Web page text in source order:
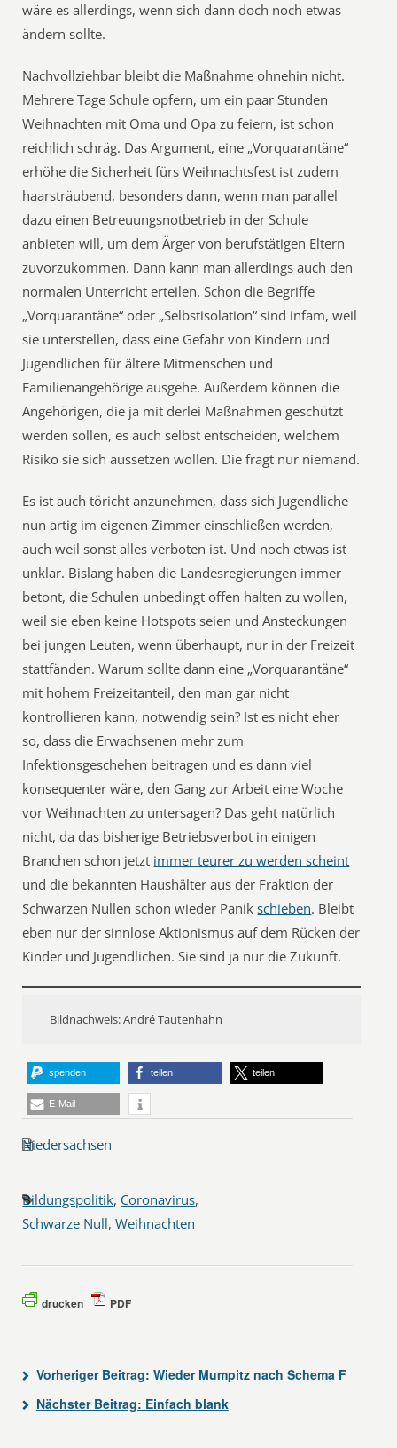
wäre es allerdings, wenn sich dann doch noch etwas
ändern sollte.
Nachvollziehbar bleibt die Maßnahme ohnehin nicht.
Mehrere Tage Schule opfern, um ein paar Stunden
Weihnachten mit Oma und Opa zu feiern, ist schon
reichlich schräg. Das Argument, eine „Vorquarantäne“
erhöhe die Sicherheit fürs Weihnachtsfest ist zudem
haarsträubend, besonders dann, wenn man parallel
dazu einen Betreuungsnotbetrieb in der Schule
anbieten will, um dem Ärger von berufstätigen Eltern
zuvorzukommen. Dann kann man allerdings auch den
normalen Unterricht erteilen. Schon die Begriffe
„Vorquarantäne“ oder „Selbstisolation“ sind infam, weil
sie unterstellen, dass eine Gefahr von Kindern und
Jugendlichen für ältere Mitmenschen und
Familienangehörige ausgehe. Außerdem können die
Angehörigen, die ja mit derlei Maßnahmen geschützt
werden sollen, es auch selbst entscheiden, welchem
Risiko sie sich aussetzen wollen. Die fragt nur niemand.
Es ist auch töricht anzunehmen, dass sich Jugendliche
nun artig im eigenen Zimmer einschließen werden,
auch weil sonst alles verboten ist. Und noch etwas ist
unklar. Bislang haben die Landesregierungen immer
betont, die Schulen unbedingt offen halten zu wollen,
weil sie eben keine Hotspots seien und Ansteckungen
bei jungen Leuten, wenn überhaupt, nur in der Freizeit
stattfänden. Warum sollte dann eine „Vorquarantäne“
mit hohem Freizeitanteil, den man gar nicht
kontrollieren kann, notwendig sein? Ist es nicht eher
so, dass die Erwachsenen mehr zum
Infektionsgeschehen beitragen und es dann viel
konsequenter wäre, den Gang zur Arbeit eine Woche
vor Weihnachten zu untersagen? Das geht natürlich
nicht, da das bisherige Betriebsverbot in einigen
Branchen schon jetzt immer teurer zu werden scheint
und die bekannten Haushälter aus der Fraktion der
Schwarzen Nullen schon wieder Panikschieben. Bleibt
eben nur der sinnlose Aktionismus auf dem Rücken der
Kinder und Jugendlichen. Sie sind ja nur die Zukunft.
Bildnachweis: André Tautenhahn
spenden teilen teilen
E-Mail
Niedersachsen
Bildungspolitik, Coronavirus,
Schwarze Null,Weihnachten
drucken PDF
Vorheriger Beitrag: Wieder Mumpitz nach Schema F
Nächster Beitrag: Einfach blank